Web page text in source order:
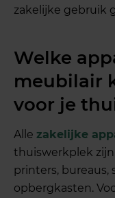
zakelijke gebruik
Welke
meubilair
voor je
Alle zakelijke
thuiswerkplek
printers, bureaus,
opbergkasten.